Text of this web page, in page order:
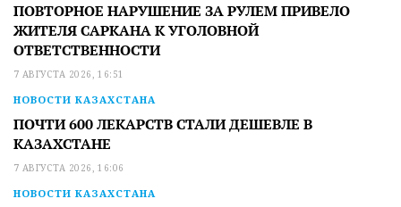
ПОВТОРНОЕ НАРУШЕНИЕ ЗА РУЛЕМ ПРИВЕЛО
ЖИТЕЛЯ САРКАНА К УГОЛОВНОЙ
ОТВЕТСТВЕННОСТИ
7 АВГУСТА 2026, 16:51
НОВОСТИ КАЗАХСТАНА
ПОЧТИ 600 ЛЕКАРСТВ СТАЛИ ДЕШЕВЛЕ В
КАЗАХСТАНЕ
7 АВГУСТА 2026, 16:06
НОВОСТИ КАЗАХСТАНА